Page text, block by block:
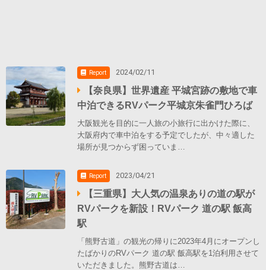
Report 2024/02/11
【奈良県】世界遺産 平城宮跡の敷地で車
中泊できるRVパーク平城京朱雀門ひろば
大阪観光を目的に一人旅の小旅行に出かけた際に、
大阪府内で車中泊をする予定でしたが、中々適した
場所が見つからず困っていま…
Report 2023/04/21
【三重県】大人気の温泉ありの道の駅が
RVパークを新設！RVパーク 道の駅 飯高
駅
「熊野古道」の観光の帰りに2023年4月にオープンし
たばかりのRVパーク 道の駅 飯高駅を1泊利用させて
いただきました。熊野古道は…